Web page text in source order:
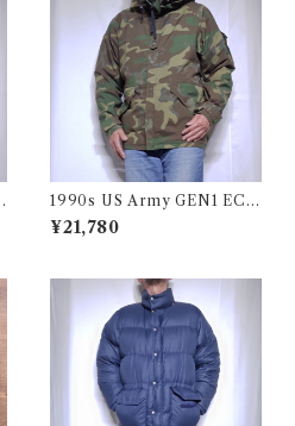
1990s US Army GEN1 EC
WCS Gore-Tex Parka M-R
/ 米軍 ゴアテックス パーカー
¥21,780